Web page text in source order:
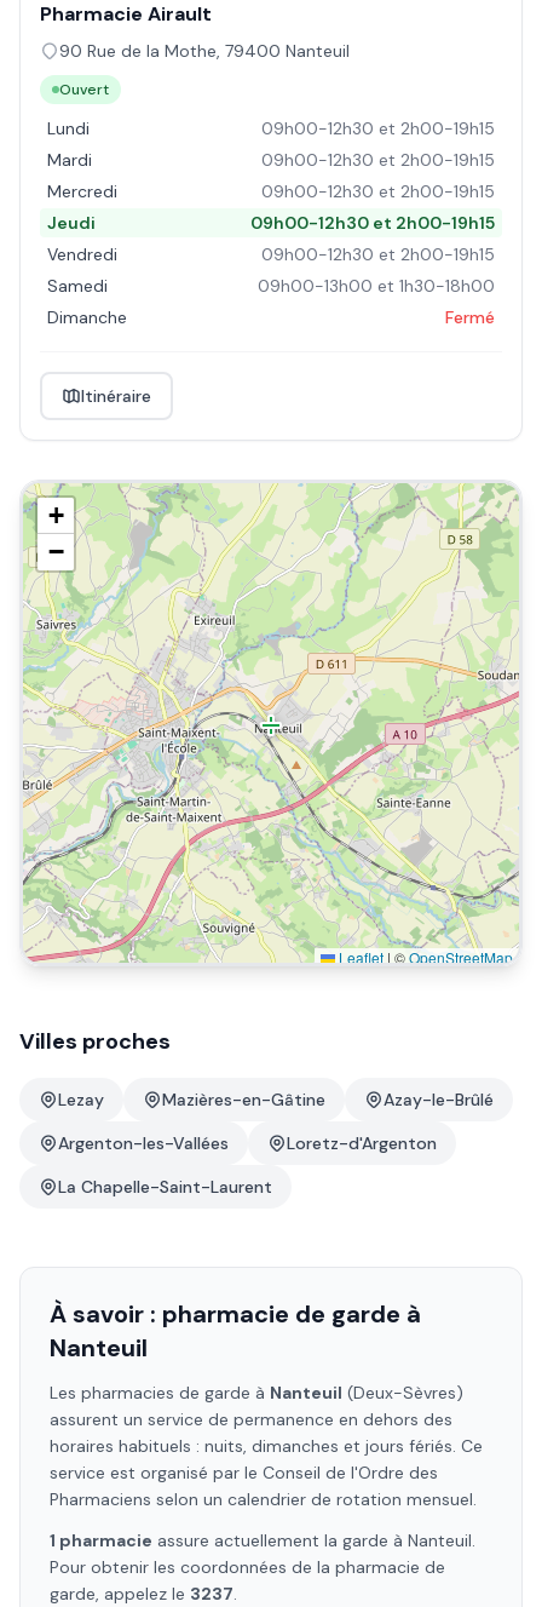
Pharmacie Airault
90 Rue de la Mothe, 79400 Nanteuil
Ouvert
Lundi
09h00-12h30 et 2h00-19h15
Mardi
09h00-12h30 et 2h00-19h15
Mercredi
09h00-12h30 et 2h00-19h15
Jeudi
09h00-12h30 et 2h00-19h15
Vendredi
09h00-12h30 et 2h00-19h15
Samedi
09h00-13h00 et 1h30-18h00
Dimanche
Fermé
Itinéraire
+
−
Leaflet | ©OpenStreetMap
Villes proches
Lezay Mazières-en-Gâtine
Azay-le-Brûlé
Argenton-les-Vallées
Loretz-d'Argenton
La Chapelle-Saint-Laurent
À savoir : pharmacie de garde à
Nanteuil
Les pharmacies de garde à Nanteuil (Deux-Sèvres)
assurent un service de permanence en dehors des
horaires habituels : nuits, dimanches et jours fériés. Ce
service est organisé par le Conseil de l'Ordre des
Pharmaciens selon un calendrier de rotation mensuel.
1 pharmacie assure actuellement la garde à Nanteuil.
Pour obtenir les coordonnées de la pharmacie de
garde, appelez le 3237.